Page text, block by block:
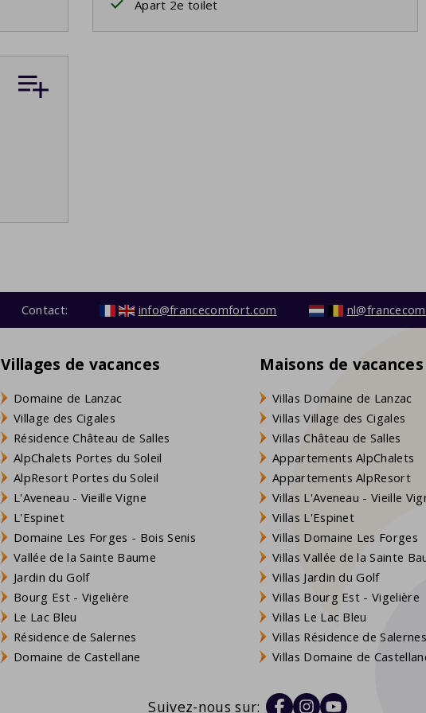
Apart 2e toilet
Contact: info@francecomfort.com
Villages de vacances
Domaine de Lanzac
Village des Cigales
Résidence Château de Salles
AlpChalets Portes du Soleil
AlpResort Portes du Soleil
L'Aveneau - Vieille Vigne
L'Espinet
Domaine Les Forges - Bois Senis
Vallée de la Sainte Baume
Jardin du Golf
Bourg Est - Vigelière
Le Lac Bleu
Résidence de Salernes
Domaine de Castellane
Maisons de vacances
Villas Domaine de Lanzac
Villas Village des Cigales
Villas Château de Salles
Appartements AlpChalets
Appartements AlpResort
Villas L'Aveneau - Vieille
Villas L'Espinet
Villas Domaine Les Forges
Villas Vallée de la Sainte
Villas Jardin du Golf
Villas Bourg Est - Vigelière
Villas Le Lac Bleu
Villas Résidence de Salernes
Villas Domaine de
Suivez-nous sur: